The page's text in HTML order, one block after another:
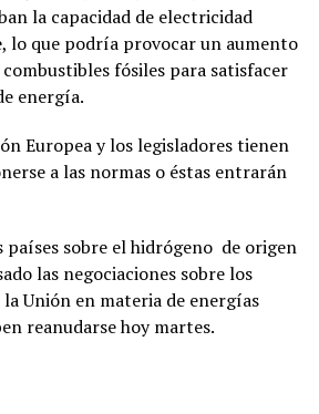
la capacidad de electricidad
lo que podría provocar un aumento
fósiles para satisfacer
energía.
Europea y los legisladores tienen
a las normas o éstas entrarán
sobre el hidrógeno de origen
las negociaciones sobre los
Unión en materia de energías
reanudarse hoy martes.